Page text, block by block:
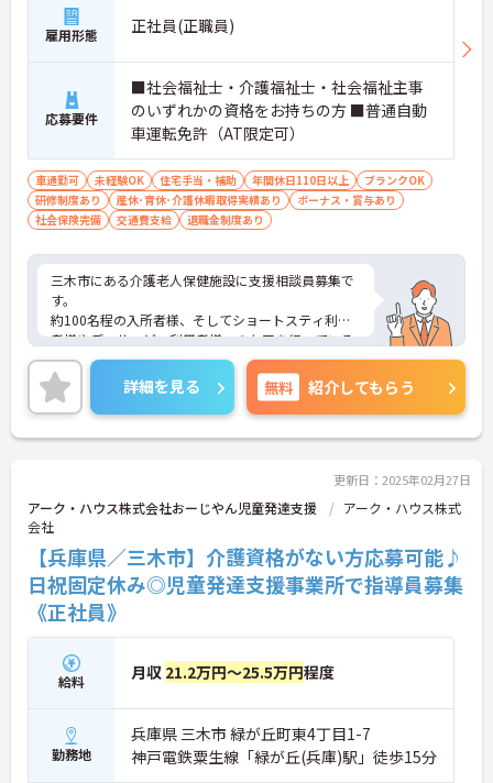
雇用形態 正社員(正職員)
応募要件
■社会福祉士・介護福祉士・社会福祉主事
のいずれかの資格をお持ちの方 ■普通自動
車運転免許（AT限定可）
車通勤可 未経験OK 住宅手当・補助 年間休日110日以上
ブランクOK
研修制度あり
産休･育休･介護休暇取得実績あり
ボーナス・賞与あり
社会保険完備
交通費支給 退職金制度あり
三木市にある介護老人保健施設に支援相談員募集で
す。
約100名程の入所者様、そしてショートスティ利用
者様やディサービス利用者様へのケアを行っている
施設です。
日勤のみのご勤務で残業も月10時間ほどと少なめで
す。
ご興味ある方には、面接対策ポイントなど、さらに
詳細をお話しいたしますのでお気軽にご相談くださ
詳細を見る 無料 紹介してもらう
更新日：2025年02月27日
アーク・ハウス株式会社おーじやん児童発達支援
アーク・ハウス株式
会社
【兵庫県／三木市】介護資格がない方応募可能♪
日祝固定休み◎児童発達支援事業所で指導員募集
《正社員》
給料 月収 21.2万円～25.5万円程度
勤務地
兵庫県 三木市 緑が丘町東4丁目1-7
神戸電鉄粟生線「緑が丘(兵庫)駅」徒歩15分